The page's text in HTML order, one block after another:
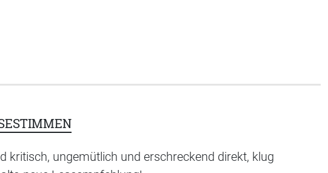
kritisch, ungemütlich und erschreckend direkt, klug